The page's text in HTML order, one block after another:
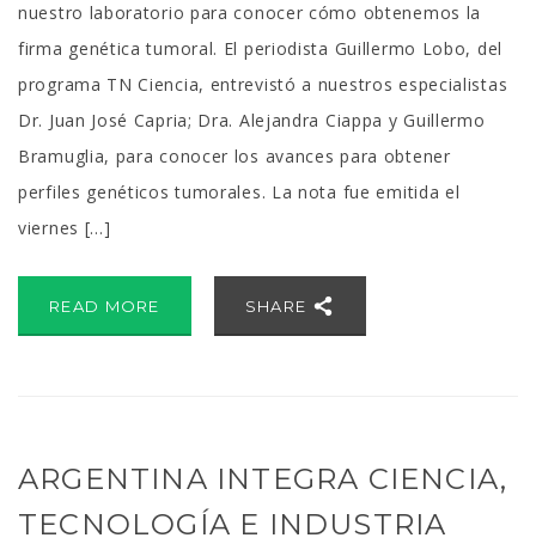
nuestro laboratorio para conocer cómo obtenemos la
firma genética tumoral. El periodista Guillermo Lobo, del
programa TN Ciencia, entrevistó a nuestros especialistas
Dr. Juan José Capria; Dra. Alejandra Ciappa y Guillermo
Bramuglia, para conocer los avances para obtener
perfiles genéticos tumorales. La nota fue emitida el
viernes […]
READ MORE SHARE
ARGENTINA INTEGRA CIENCIA,
TECNOLOGÍA E INDUSTRIA